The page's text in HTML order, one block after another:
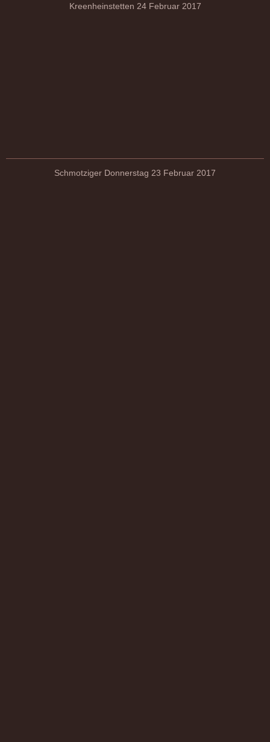
Kreenheinstetten 24 Februar 2017
Schmotziger Donnerstag 23 Februar 2017